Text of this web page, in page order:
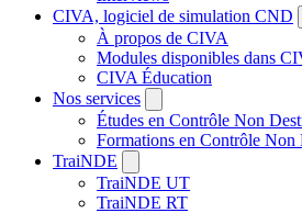
CIVA, logiciel de simulation CND
À propos de CIVA
Modules disponibles dans
CIVA Éducation
Nos services
Études en Contrôle Non
Formations en Contrôle Non
TraiNDE
TraiNDE UT
TraiNDE RT